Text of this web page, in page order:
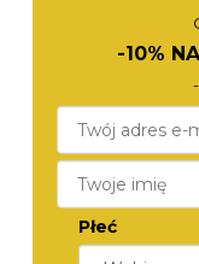
-10%
Płeć